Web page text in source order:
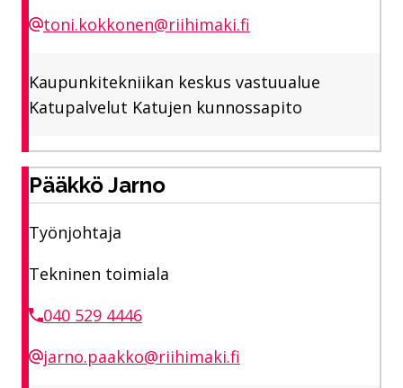
toni.kokkonen@riihimaki.fi
Kaupunkitekniikan keskus vastuualue
Katupalvelut Katujen kunnossapito
Pääkkö Jarno
Työnjohtaja
Tekninen toimiala
040 529 4446
jarno.paakko@riihimaki.fi